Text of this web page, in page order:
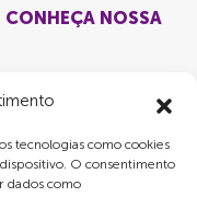
tecnologias como cookies
O consentimento
dados como
CONHEÇA NOSSA